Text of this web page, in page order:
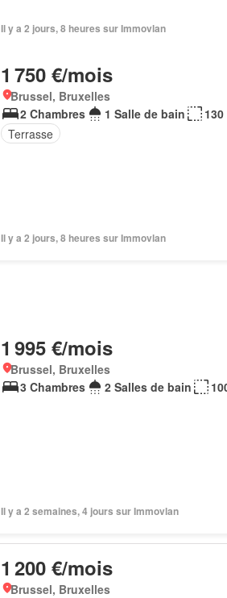
Il y a 2 jours, 8 heures sur Immovlan
1 750 €/mois
Brussel, Bruxelles
2 Chambres
1 Salle de bain
130
Terrasse
Il y a 2 jours, 8 heures sur Immovlan
1 995 €/mois
Brussel, Bruxelles
3 Chambres
2 Salles de bain
Il y a 2 semaines, 4 jours sur Immovlan
1 200 €/mois
Brussel, Bruxelles